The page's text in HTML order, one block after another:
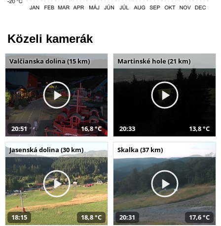
Közeli kamerák
Valčianska dolina (15 km)
20:51 16,8 °C
Martinské hole (21 km)
20:33 13,8 °C
Jasenská dolina (30 km)
18:15 18,8 °C
Skalka (37 km)
20:31 17,6 °C